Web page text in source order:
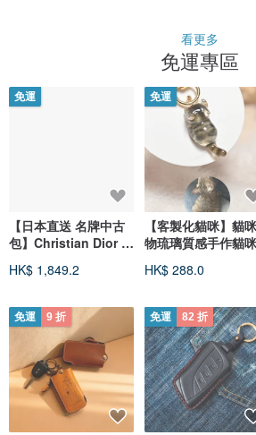
看更多
免運專區
免運
【日本直送 名牌中古
包】Christian Dior 迪
Cannage 縷空 魅力
HK$ 1,849.2
免運 9 折
免運
【客製化貓咪】貓
物琉璃質感手作貓
HK$ 288.0
免運 82 折